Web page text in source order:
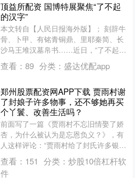
顶益所配资 国博特展聚焦“了不起
的汉字”
本文转自【人民日报海外版】； 刻辞牛
骨、卜甲、有铭青铜鼎、里耶秦简、长
沙马王堆汉墓帛书……近日，“了不起的
汉字——古文字与中华文明传承发展工
程‘十四五’成果展”....
查看： 89 分类： 盛达优配app
郑州股票配资网APP下载 贾雨村谢
了封娘子许多物事，还不够她再买
个丫鬟、改善生活吗？
前面写了一篇《贾雨村不忘旧情娶了娇
杏，为什么被认为是忘恩负义？》，有
人这样评论：“贾雨村给了封氏许多银
两，还不够封氏淘宝一堆丫鬟吗？实际
上‘贾雨村’只是因为和作....
查看： 151 分类： 炒股10倍杠杆软
件